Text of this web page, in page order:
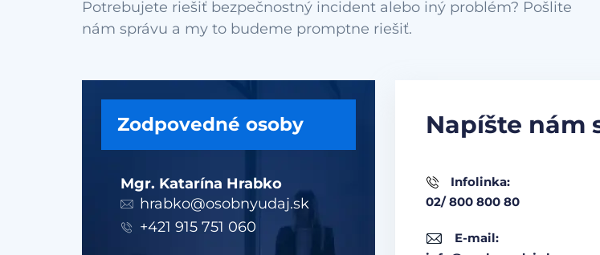
Potrebujete riešiť bezpečnostný incident alebo iný problém? Pošlite
Zodpovedné osoby
Mgr. Katarína Hrabko
hrabko@osobnyudaj.sk
+421 915 751 060
Napíšte nám
Infolinka:
02/ 800 800 80
E-mail: